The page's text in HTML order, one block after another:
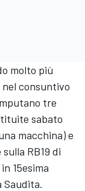
molto più
consuntivo
tre
sabato
macchina) e
RB19 di
15esima
Saudita.